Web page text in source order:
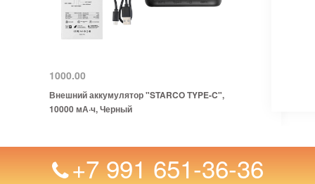
1000.00
Внешний аккумулятор "STARCO TYPE-C",
10000 мА·ч, Черный
+7 991 651-36-36